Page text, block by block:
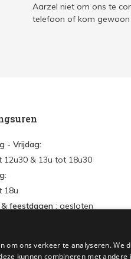
Aarzel niet om ons te
telefoon of kom gewoon
- Vrijdag:
12u30 & 13u tot 18u30
18u
feestdagen : gesloten
aanmaken
ons verkeer te analyseren. We
kunnen combineren met